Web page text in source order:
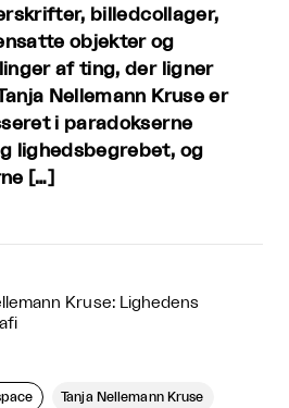
billedcollager,
objekter og
af ting, der ligner
Nellemann Kruse er
i paradokserne
lighedsbegrebet, og
[…]
Kruse: Lighedens
Tanja Nellemann Kruse